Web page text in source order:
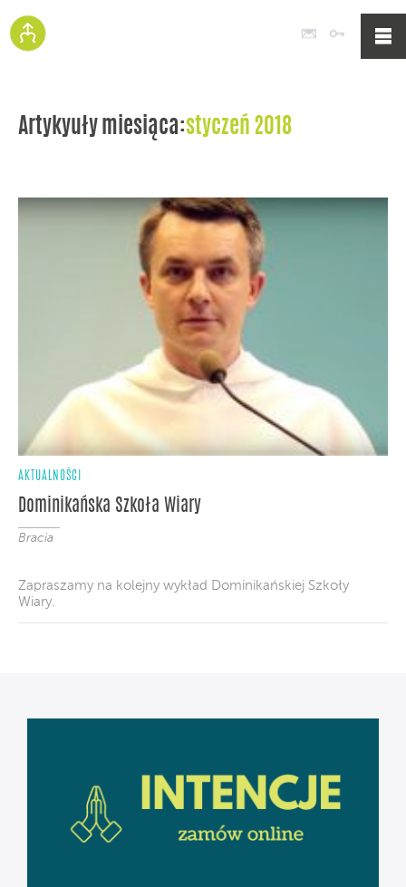
Poczta
Artykyuły miesiąca:styczeń 2018
AKTUALNOŚCI
Dominikańska Szkoła Wiary
Bracia
Zapraszamy na kolejny wykład Dominikańskiej Szkoły
Wiary.